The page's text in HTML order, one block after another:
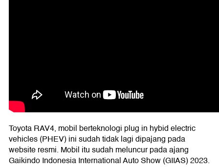
Toyota RAV4, mobil berteknologi plug in hybid electric
vehicles (PHEV) ini sudah tidak lagi dipajang pada
website resmi. Mobil itu sudah meluncur pada ajang
Gaikindo Indonesia International Auto Show (GIIAS) 2023.